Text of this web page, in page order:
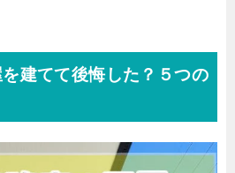
建てて後悔した？５つの